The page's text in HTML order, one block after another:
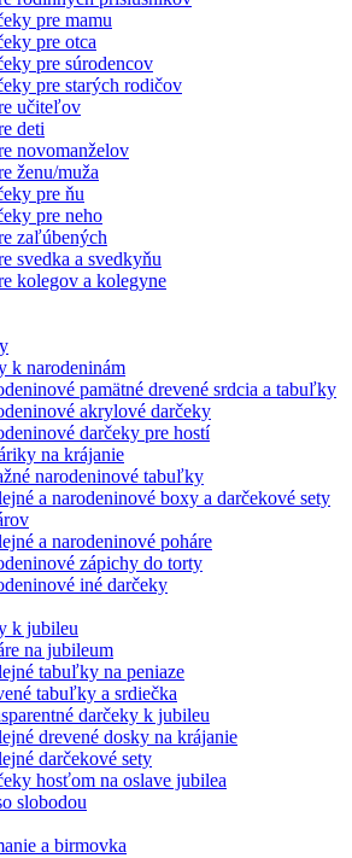
pre mamu
pre otca
pre súrodencov
pre starých rodičov
učiteľov
deti
novomanželov
ženu/muža
pre ňu
pre neho
zaľúbených
svedka a svedkyňu
kolegov a kolegyne
k narodeninám
pamätné drevené srdcia a tabuľky
akrylové darčeky
darčeky pre hostí
na krájanie
narodeninové tabuľky
a narodeninové boxy a darčekové sety
a narodeninové poháre
zápichy do torty
iné darčeky
k jubileu
na jubileum
tabuľky na peniaze
tabuľky a srdiečka
darčeky k jubileu
drevené dosky na krájanie
darčekové sety
hosťom na oslave jubilea
slobodou
a birmovka